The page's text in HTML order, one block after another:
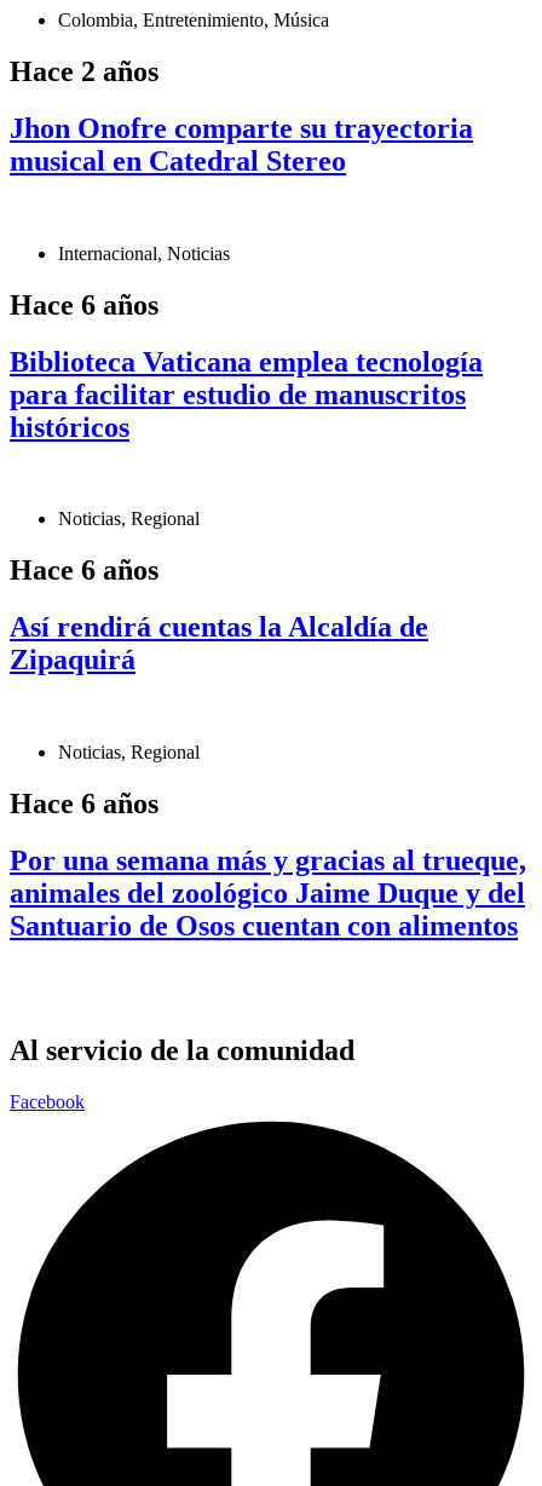
Colombia, Entretenimiento, Música
Hace 2 años
Jhon Onofre comparte su trayectoria
musical en Catedral Stereo
Internacional, Noticias
Hace 6 años
Biblioteca Vaticana emplea tecnología
para facilitar estudio de manuscritos
históricos
Noticias, Regional
Hace 6 años
Así rendirá cuentas la Alcaldía de
Zipaquirá
Noticias, Regional
Hace 6 años
Por una semana más y gracias al trueque,
animales del zoológico Jaime Duque y del
Santuario de Osos cuentan con alimentos
Al servicio de la comunidad
Facebook